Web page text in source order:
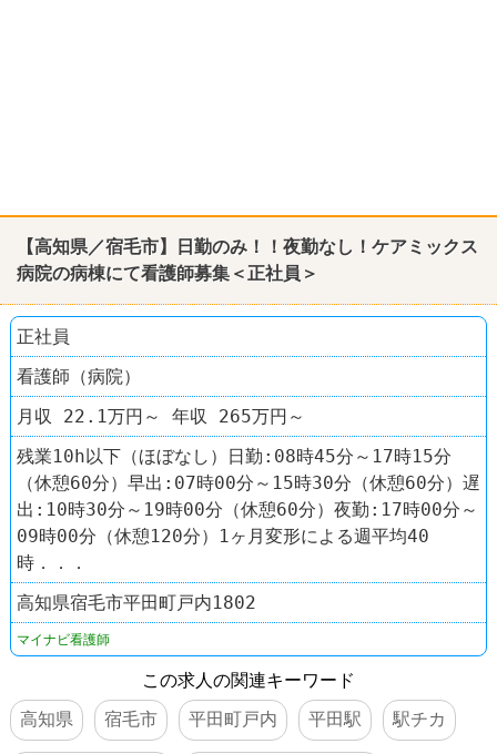
【高知県／宿毛市】日勤のみ！！夜勤なし！ケアミックス
病院の病棟にて看護師募集＜正社員＞
正社員
看護師（病院）
月収 22.1万円～ 年収 265万円～
残業10h以下（ほぼなし）日勤:08時45分～17時15分
（休憩60分）早出:07時00分～15時30分（休憩60分）遅
出:10時30分～19時00分（休憩60分）夜勤:17時00分～
09時00分（休憩120分）1ヶ月変形による週平均40
時．．．
高知県宿毛市平田町戸内1802
マイナビ看護師
この求人の関連キーワード
高知県
宿毛市 平田町戸内 平田駅 駅チカ